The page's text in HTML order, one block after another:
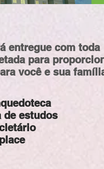
de estudos
entregue com toda
para
você e sua